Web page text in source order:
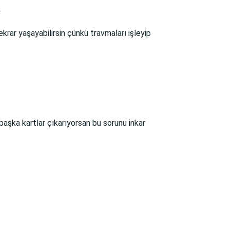
yaşayabilirsin çünkü travmaları işleyip
kartlar çıkarıyorsan bu sorunu inkar